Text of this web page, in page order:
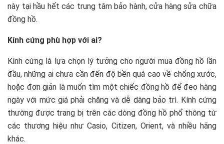
này tại hầu hết các trung tâm bảo hành, cửa hàng sửa chữa
đồng hồ.
Kính cứng phù hợp với ai?
Kính cứng là lựa chọn lý tưởng cho người mua đồng hồ lần
đầu, những ai chưa cần đến độ bền quá cao về chống xước,
hoặc đơn giản là muốn tìm một chiếc đồng hồ để đeo hàng
ngày với mức giá phải chăng và dễ dàng bảo trì. Kính cứng
thường được trang bị trên các dòng đồng hồ phổ thông từ
các thương hiệu như Casio, Citizen, Orient, và nhiều hãng
khác.